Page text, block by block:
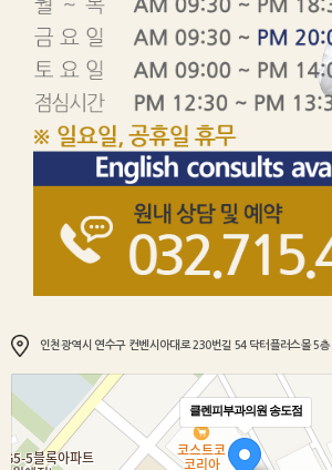
인천광역시 연수구 컨벤시아대로 230번길 54 닥터플러스몰 5층
클렌피부과의원 송도점